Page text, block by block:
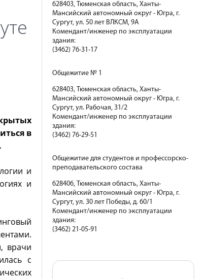
в
и
и
врачи
с
628403, Тюменская область, Ханты-
Мансийский автономный округ - Югра, г.
Сургут, ул. 50 лет ВЛКСМ, 9А
Комендант/инженер по эксплуатации
здания:
(3462) 76-31-17
Общежитие № 1
628403, Тюменская область, Ханты-
Мансийский автономный округ - Югра, г.
Сургут, ул. Рабочая, 31/2
Комендант/инженер по эксплуатации
здания:
(3462) 76-29-51
Общежитие для студентов и профессорско-
преподавательского состава
628406, Тюменская область, Ханты-
Мансийский автономный округ - Югра, г.
Сургут, ул. 30 лет Победы, д. 60/1
Комендант/инженер по эксплуатации
здания:
(3462) 21-05-91